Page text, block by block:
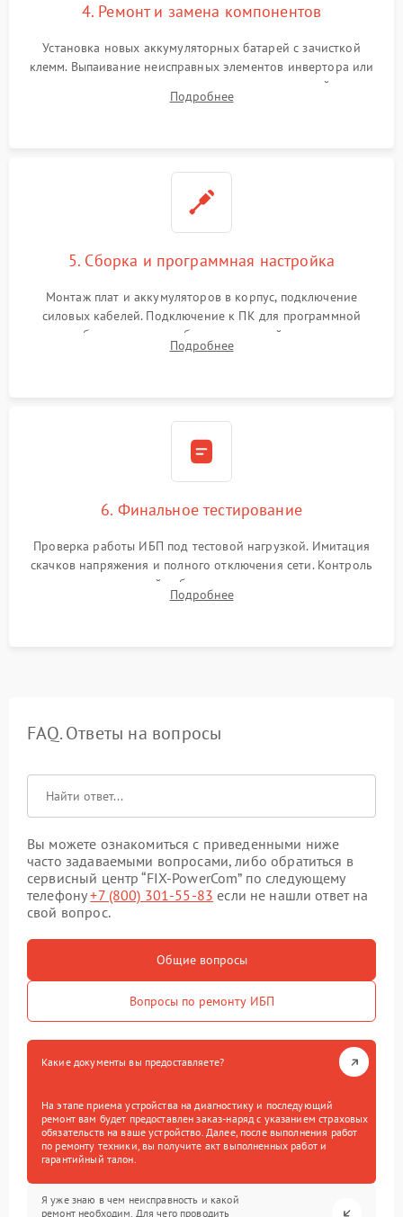
4. Ремонт и замена компонентов
Установка новых аккумуляторных батарей с зачисткой
клемм. Выпаивание неисправных элементов инвертора или
цепи зарядки и монтаж новых радиодеталей.
Восстановление поврежденных токоведущих дорожек и
Подробнее
5. Сборка и программная настройка
Монтаж плат и аккумуляторов в корпус, подключение
силовых кабелей. Подключение к ПК для программной
калибровки констант батареи, настройки порогов
срабатывания AVR и сброса счетчиков старения АКБ.
Подробнее
6. Финальное тестирование
Проверка работы ИБП под тестовой нагрузкой. Имитация
скачков напряжения и полного отключения сети. Контроль
времени автономной работы, температурного режима и
корректности формы выходного сигнала.
Подробнее
FAQ. Ответы на вопросы
Вы можете ознакомиться с приведенными ниже
часто задаваемыми вопросами, либо обратиться в
сервисный центр “FIX-PowerCom” по следующему
телефону+7 (800) 301-55-83 если не нашли ответ на
свой вопрос.
Общие вопросы
Вопросы по ремонту ИБП
Какие документы вы предоставляете?
На этапе приема устройства на диагностику и последующий
ремонт вам будет предоставлен заказ-наряд с указанием страховых
обязательств на ваше устройство. Далее, после выполнения работ
по ремонту техники, вы получите акт выполненных работ и
гарантийный талон.
Я уже знаю в чем неисправность и какой
ремонт необходим. Для чего проводить